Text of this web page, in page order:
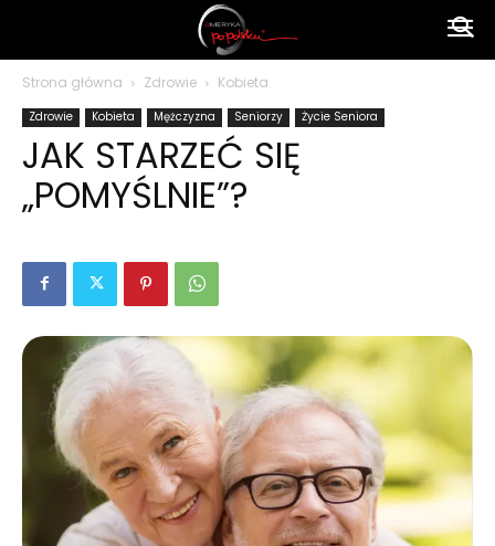
Strona główna Zdrowie Kobieta
Zdrowie Kobieta Mężczyzna Seniorzy Życie Seniora
JAK STARZEĆ SIĘ
„POMYŚLNIE”?